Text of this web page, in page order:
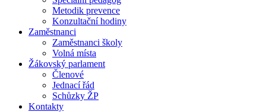
Metodik prevence
Konzultační hodiny
Zaměstnanci
Zaměstnanci školy
Volná místa
Žákovský parlament
Členové
Jednací řád
Schůzky ŽP
Kontakty